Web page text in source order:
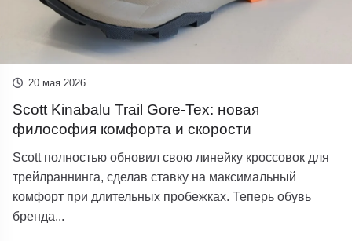
20 мая 2026
Scott Kinabalu Trail Gore-Tex: новая
философия комфорта и скорости
Scott полностью обновил свою линейку кроссовок для
трейлраннинга, сделав ставку на максимальный
комфорт при длительных пробежках. Теперь обувь
бренда...